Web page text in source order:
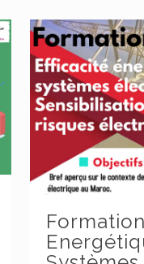
Politique
clusters